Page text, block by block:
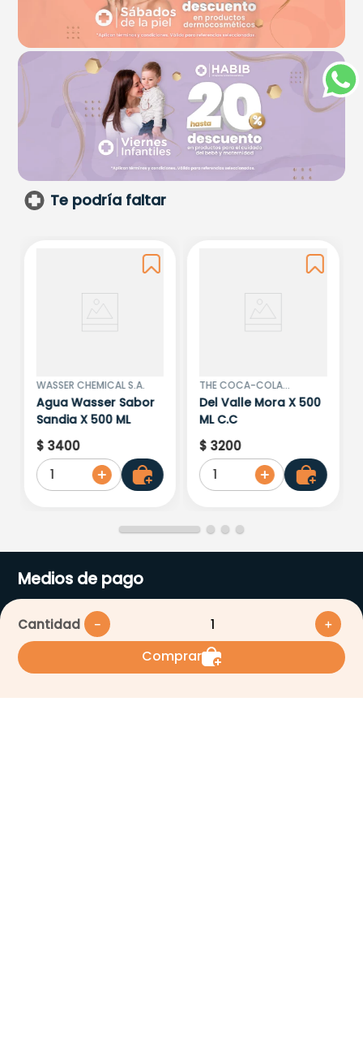
Cantidad ＋
－
Comprar
Te podría faltar
WASSER CHEMICAL S.A.
Agua Wasser Sabor
Sandia X 500 ML
$ 3400
1
THE COCA-COLA
COMPANY
Del Valle Mora X 500
ML C.C
$ 3200
1
Medios de pago